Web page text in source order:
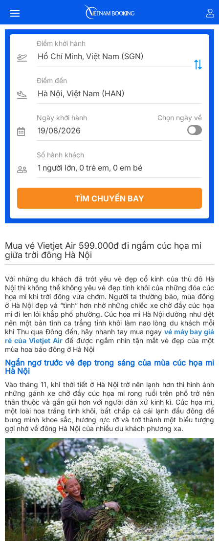
Điểm khởi hành
Điểm đến
Ngày khởi hành Chọn ngày về
Số hành khách
TÌM CHUYẾN BAY
Mua vé Vietjet Air 599.000đ đi ngắm cúc họa mi
giữa trời đông Hà Nội
Với những du khách đã trót yêu vẻ đẹp cổ kính của thủ đô Hà
Nội thì không thể không yêu vẻ đẹp tinh khôi của những đóa cúc
họa mi khi trời đông vừa chớm. Người ta thường bảo, mùa đông
ở Hà Nội đẹp và “tình” hơn nhờ những chiếc xe chở đầy cúc họa
mi đi len lỏi khắp phố phường. Cúc họa mi Hà Nội dường như dệt
nên một bản tình ca trắng tinh khôi làm nao lòng du khách mỗi
khi Thu qua Đông đến, hãy nhanh tay mua ngay vé máy bay giá
rẻ của Vietjet Airđể được ngắm nhìn tận mắt vẻ đẹp của một
mùa hoa báo đông ở Hà Nội
Ngẩn ngơ trước vẻ đẹp trong sáng của mùa cúc họa mi
Hà Nội
Vào tháng 11, khi thời tiết ở Hà Nội trở nên lạnh hơn thì hình ảnh
những gánh xe chở đầy cúc họa mi rong ruổi trên phố trở nên
thân thuộc và gần gũi hơn với người dân xứ kinh kì. Cúc họa mi,
một loài hoa trắng tinh khôi, bất chấp cả cái lạnh đầu đông để
bung mình khoe sắc, hương rực rỡ và trở thành một biểu tượng
gợi nhớ về đông Hà Nội của nhiều du khách phương xa.